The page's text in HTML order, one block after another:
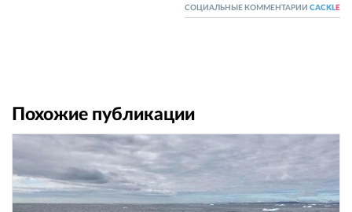
СОЦИАЛЬНЫЕ КОММЕНТАРИИ CACKL E
Похожие публикации